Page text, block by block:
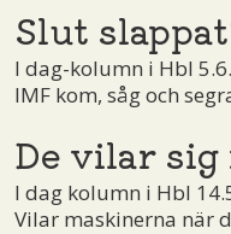
Slut
I dag-kolumn i Hbl
IMF kom, såg och
De vilar
I dag kolumn i Hbl
Vilar maskinerna när